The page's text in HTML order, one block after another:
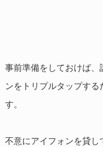
事前準備をしておけば、
ンをトリプルタップす
す。
不意にアイフォンを貸し